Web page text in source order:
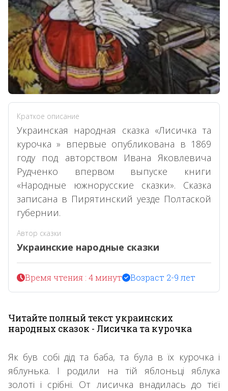
Краткое описание
Украинская народная сказка «Лисичка та
курочка » впервые опубликована в 1869
году под авторством Ивана Яковлевича
Рудченко впервом выпуске книги
«Народные южнорусские сказки». Сказка
записана в Пирятинский уезде Полтаской
губернии.
Автор сказки
Украинские народные сказки
Время чтения : 4 минут Возраст 2-9 лет
Читайте полный текст украинских
народных сказок - Лисичка та курочка
Як був собі дід та баба, та була в їх курочка і
яблунька. І родили на тій яблоньці яблука
золоті і срібні. От лисичка внадилась до тієї